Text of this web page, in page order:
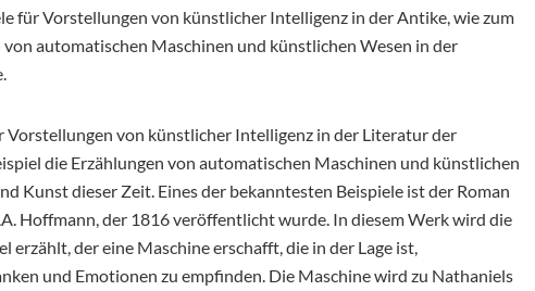
für Vorstellungen von künstlicher Intelligenz in der Antike, wie zum
von automatischen Maschinen und künstlichen Wesen in der
Vorstellungen von künstlicher Intelligenz in der Literatur der
die Erzählungen von automatischen Maschinen und künstlichen
Kunst dieser Zeit. Eines der bekanntesten Beispiele ist der Roman
Hoffmann, der 1816 veröffentlicht wurde. In diesem Werk wird die
erzählt, der eine Maschine erschafft, die in der Lage ist,
und Emotionen zu empfinden. Die Maschine wird zu Nathaniels